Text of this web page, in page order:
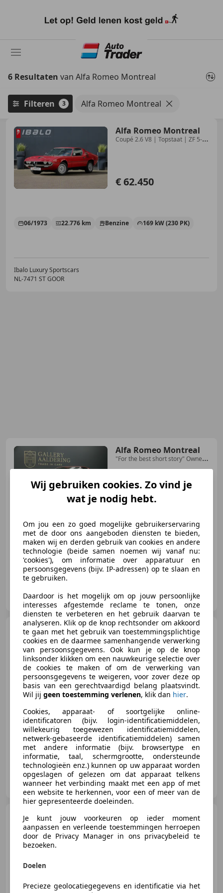
naar
6 Resultaten van Alfa Romeo Montreal
Filteren 3 Alfa Romeo Montreal
Alfa Romeo Montreal
Coupé 2.6 V8 | Topstaat | ZF 5-
€ 62.450
06/1973 22.776 km Benzine 169 kW (230 PK)
Ibalo Luxury Sportscars
NL-7471 ST GOOR
Alfa Romeo Montreal
"For the best short story" Owned
by the last owner
€ 51.750
01/1972 43.488 km Benzine -/-
NL-6971 AP BRUMMEN
Alfa Romeo Montreal
2.6 V8
€ 79.450
06/1972 92.793 km Benzine 175 kW (238 PK)
Peverelli Auto
NL-2517 HL DEN HAAG
Alfa Romeo Montreal
Wij gebruiken cookies. Zo vind je
wat je nodig hebt.
Om jou een zo goed mogelijke gebruikerservaring
met de door ons aangeboden diensten te bieden,
maken wij en derden gebruik van cookies en andere
technologie (beide samen noemen wij vanaf nu:
'cookies'), om informatie over apparatuur en
persoonsgegevens (bijv. IP-adressen) op te slaan en
te gebruiken.
Daardoor is het mogelijk om op jouw persoonlijke
interesses afgestemde reclame te tonen, onze
diensten te verbeteren en het gebruik daarvan te
analyseren. Klik op de knop rechtsonder om akkoord
te gaan met het gebruik van toestemmingsplichtige
cookies en de daarmee samenhangende verwerking
van persoonsgegevens. Ook kun je op de knop
linksonder klikken om een nauwkeurige selectie over
de cookies te maken of om de verwerking van
persoonsgegevens te weigeren, voor zover deze op
basis van een gerechtvaardigd belang plaatsvindt.
Wil jij geen toestemming verlenen, klik dan hier.
Cookies, apparaat- of soortgelijke online-
identificatoren (bijv. login-identificatiemiddelen,
willekeurig toegewezen identificatiemiddelen,
netwerk-gebaseerde identificatiemiddelen) samen
met andere informatie (bijv. browsertype en
informatie, taal, schermgrootte, ondersteunde
technologieën enz.) kunnen op uw apparaat worden
opgeslagen of gelezen om dat apparaat telkens
wanneer het verbinding maakt met een app of met
een website te herkennen, voor een of meer van de
hier gepresenteerde doeleinden.
Je kunt jouw voorkeuren op ieder moment
aanpassen en verleende toestemmingen herroepen
door de Privacy Manager in ons privacybeleid te
bezoeken.
Doelen
Precieze geolocatiegegevens en identificatie via het